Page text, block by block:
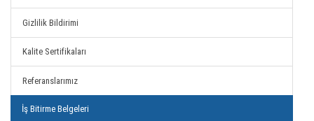
Gizlilik Bildirimi
Kalite Sertifikaları
Referanslarımız
İş Bitirme Belgeleri